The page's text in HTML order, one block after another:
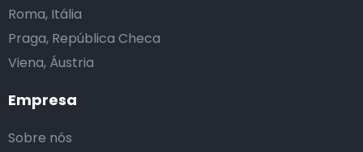
Empresa
Sobre nós
Roma, Itália
Praga, República Checa
Viena, Áustria